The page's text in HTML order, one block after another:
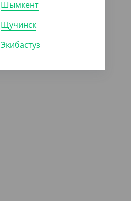
Шымкент
Щучинск
Экибастуз